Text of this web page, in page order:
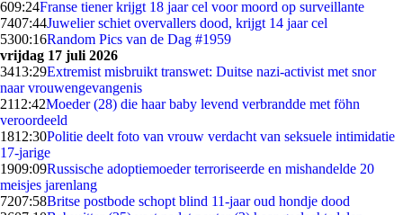
609:24Franse tiener krijgt 18 jaar cel voor moord op surveillante
7407:44Juwelier schiet overvallers dood, krijgt 14 jaar cel
5300:16Random Pics van de Dag #1959
vrijdag 17 juli 2026
3413:29Extremist misbruikt transwet: Duitse nazi-activist met snor
naar vrouwengevangenis
2112:42Moeder (28) die haar baby levend verbrandde met föhn
veroordeeld
1812:30Politie deelt foto van vrouw verdacht van seksuele intimidatie
17-jarige
1909:09Russische adoptiemoeder terroriseerde en mishandelde 20
meisjes jarenlang
7207:58Britse postbode schopt blind 11-jaar oud hondje dood